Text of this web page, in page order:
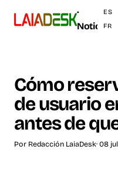
·
Noticias
ES
FR
Cómo
de usuario
antes de
Por Redacción LaiaDesk· 08